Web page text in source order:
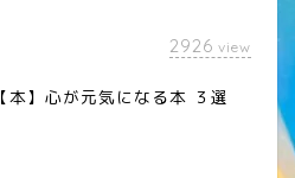
2926 view
【本】心が元気になる本 ３選